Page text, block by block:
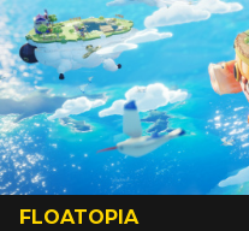
FLOATOPIA